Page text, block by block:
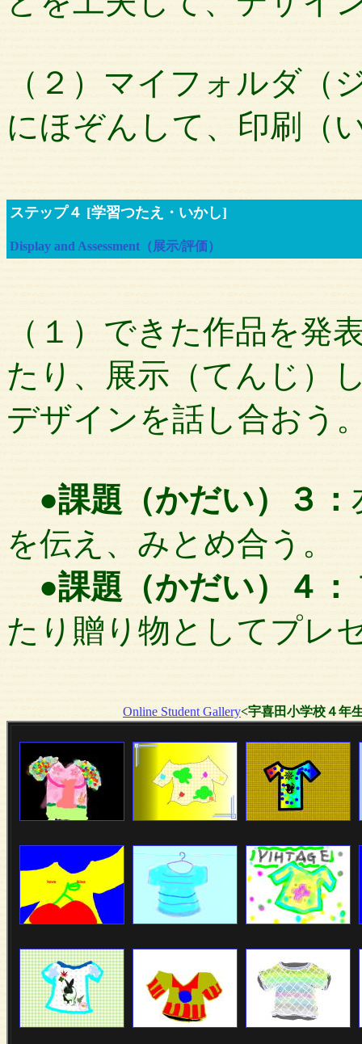
（２）マイフォルダ（
にほぞんして、印刷（
ステップ４ [学習つたえ・いかし]
Display and Assessment（展示/評価）
（１）できた作品を発
たり、展示（てんじ）
デザインを話し合おう
●課題（かだい）３：
を伝え、みとめ合う。
●課題（かだい）４：
たり贈り物としてプレ
Online Student Gallery<宇喜田小学校４年